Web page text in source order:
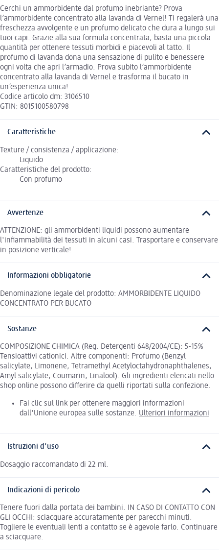
Cerchi un ammorbidente dal profumo inebriante? Prova
l’ammorbidente concentrato alla lavanda di Vernel! Ti regalerà una
freschezza avvolgente e un profumo delicato che dura a lungo sui
tuoi capi. Grazie alla sua formula concentrata, basta una piccola
quantità per ottenere tessuti morbidi e piacevoli al tatto. Il
profumo di lavanda dona una sensazione di pulito e benessere
ogni volta che apri l’armadio. Prova subito l’ammorbidente
concentrato alla lavanda di Vernel e trasforma il bucato in
un’esperienza unica!
Codice articolo dm: 3106510
GTIN: 8015100580798
Caratteristiche
Texture / consistenza / applicazione:
Liquido
Caratteristiche del prodotto:
Con profumo
Avvertenze
ATTENZIONE: gli ammorbidenti liquidi possono aumentare
l'infiammabilità dei tessuti in alcuni casi. Trasportare e conservare
in posizione verticale!
Informazioni obbligatorie
Denominazione legale del prodotto: AMMORBIDENTE LIQUIDO
CONCENTRATO PER BUCATO
Sostanze
COMPOSIZIONE CHIMICA (Reg. Detergenti 648/2004/CE): 5-15%
Tensioattivi cationici. Altre componenti: Profumo (Benzyl
salicylate, Limonene, Tetramethyl Acetyloctahydronaphthalenes,
Amyl salicylate, Coumarin, Linalool). Gli ingredienti elencati nello
shop online possono differire da quelli riportati sulla confezione.
Fai clic sul link per ottenere maggiori informazioni
dall'Unione europea sulle sostanze. Ulteriori informazioni
Istruzioni d'uso
Dosaggio raccomandato di 22 ml.
Indicazioni di pericolo
Tenere fuori dalla portata dei bambini. IN CASO DI CONTATTO CON
GLI OCCHI: sciacquare accuratamente per parecchi minuti.
Togliere le eventuali lenti a contatto se è agevole farlo. Continuare
a sciacquare.